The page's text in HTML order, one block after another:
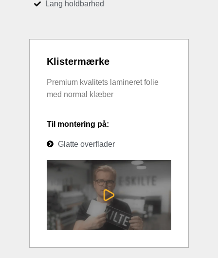
Lang holdbarhed
Klistermærke
Premium kvalitets lamineret folie
med normal klæber
Til montering på:
Glatte overflader